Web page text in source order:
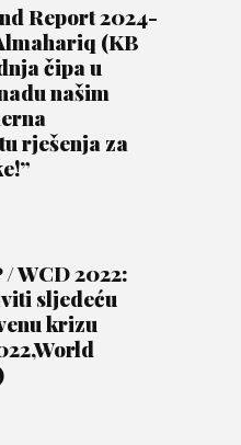
Report 2024-
(KB
čipa u
našim
rješenja za
WCD 2022:
sljedeću
krizu